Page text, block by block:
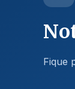
Fique